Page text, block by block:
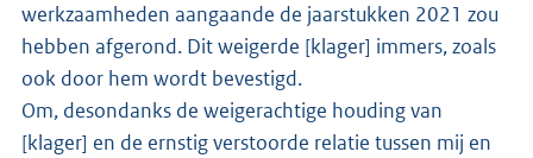
werkzaamheden aangaande de jaarstukken 2021 zou
hebben afgerond. Dit weigerde [klager] immers, zoals
ook door hem wordt bevestigd.
Om, desondanks de weigerachtige houding van
[klager] en de ernstig verstoorde relatie tussen mij en